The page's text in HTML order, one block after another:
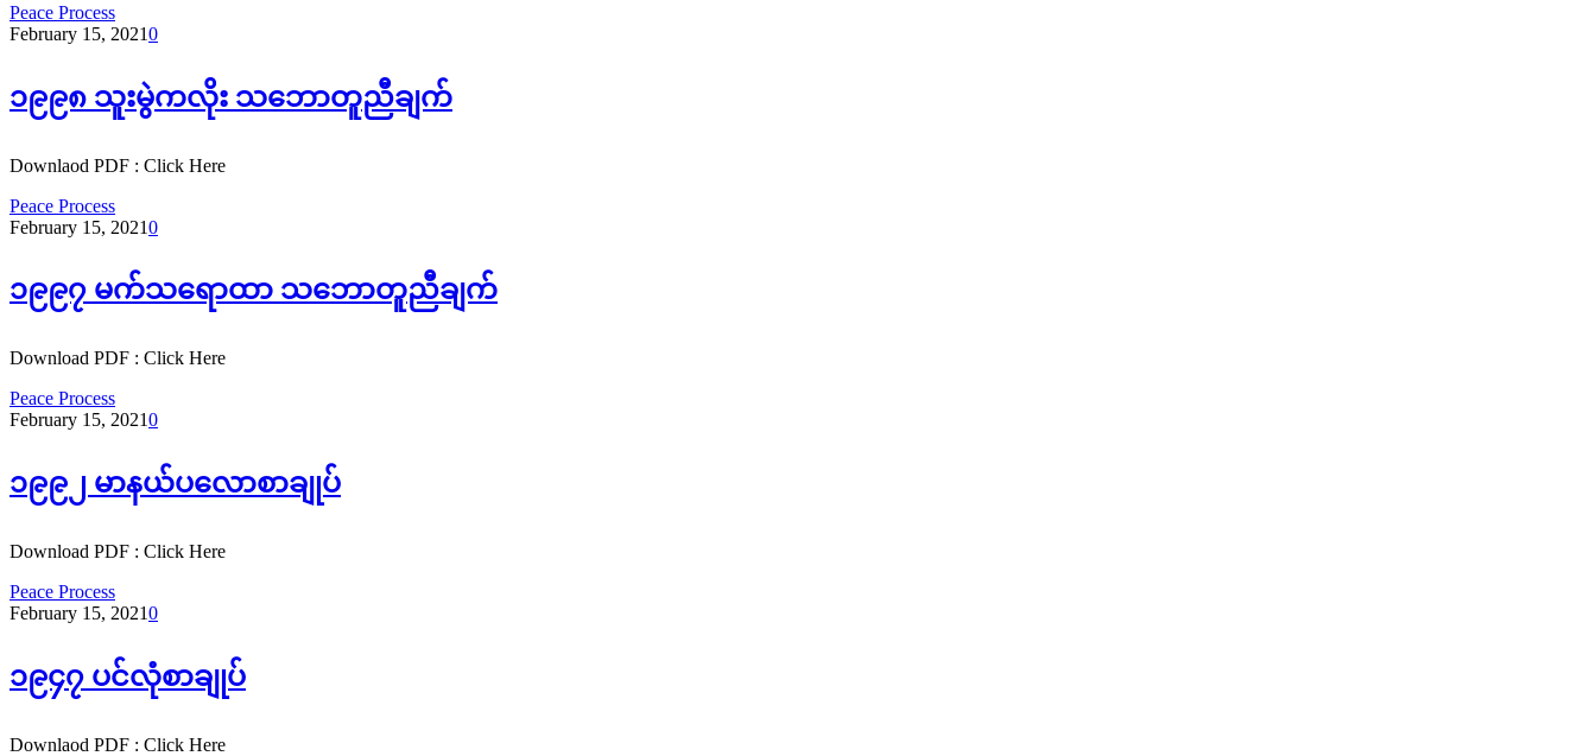
Peace Process
February 15, 20210
၁၉၉၈ သူးမွဲကလိုး သဘောတူညီချက်
Downlaod PDF : Click Here
Peace Process
February 15, 20210
၁၉၉၇ မက်သရောထာ သဘောတူညီချက်
Download PDF : Click Here
Peace Process
February 15, 20210
၁၉၉၂ မာနယ်ပလောစာချုပ်
Download PDF : Click Here
Peace Process
February 15, 20210
၁၉၄၇ ပင်လုံစာချုပ်
Downlaod PDF : Click Here